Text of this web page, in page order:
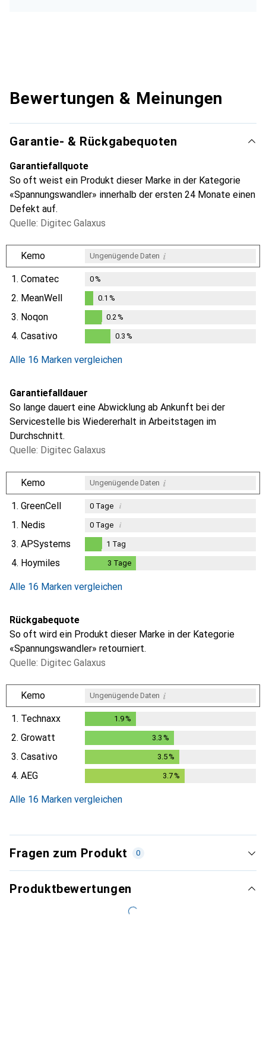
Bewertungen & Meinungen
Garantie- & Rückgabequoten
Garantiefallquote
So oft weist ein Produkt dieser Marke in der Kategorie
«Spannungswandler» innerhalb der ersten 24 Monate einen
Defekt auf.
Quelle: Digitec Galaxus
Kemo Ungenügende Daten i
1. Comatec 0%
2. MeanWell
%
0.1 %
3. Noqon
0.2%
0.2 %
4. Casativo 0.3 %
Alle 16 Marken vergleichen
Garantiefalldauer
So lange dauert eine Abwicklung ab Ankunft bei der
Servicestelle bis Wiedererhalt in Arbeitstagen im
Durchschnitt.
Quelle: Digitec Galaxus
Kemo Ungenügende Daten i
1. GreenCell 0Tage i
1. Nedis 0Tage i
3. APSystems
Tag
1 Tag
4. Hoymiles 3 Tage
Alle 16 Marken vergleichen
Rückgabequote
So oft wird ein Produkt dieser Marke in der Kategorie
«Spannungswandler» retourniert.
Quelle: Digitec Galaxus
Kemo Ungenügende Daten i
1. Technaxx 1.9 %
2. Growatt 3.3 %
3. Casativo 3.5 %
4. AEG 3.7 %
Alle 16 Marken vergleichen
Fragen zum Produkt 0
Produktbewertungen